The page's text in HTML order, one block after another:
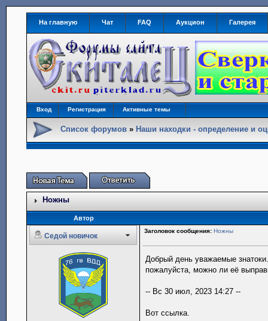
На главную Чат FAQ Аукцион Галерея
Вход Регистрация Активные темы
Список форумов » Наши находки - определение и
Ножны
Автор
Седой новичок
Заголовок сообщения: Ножны
Добрый день уважаемые
пожалуйста, можно ли её
-- Вс 30 июл, 2023 14:27 --
Вот ссылка.